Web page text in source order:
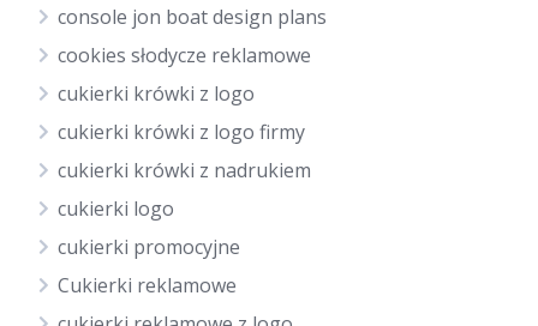
console jon boat design plans
cookies słodycze reklamowe
cukierki krówki z logo
cukierki krówki z logo firmy
cukierki krówki z nadrukiem
cukierki logo
cukierki promocyjne
Cukierki reklamowe